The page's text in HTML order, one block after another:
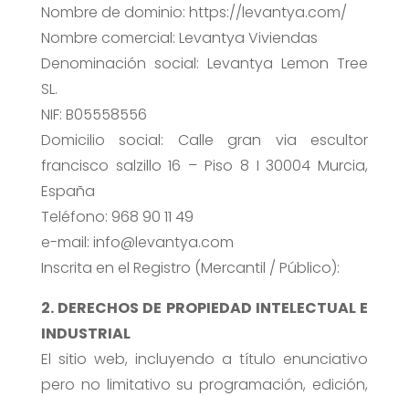
Nombre de dominio: https://levantya.com/
Nombre comercial: Levantya Viviendas
Denominación social: Levantya Lemon Tree
SL.
NIF: B05558556
Domicilio social: Calle gran via escultor
francisco salzillo 16 – Piso 8 I 30004 Murcia,
España
Teléfono: 968 90 11 49
e-mail: info@levantya.com
Inscrita en el Registro (Mercantil / Público):
2. DERECHOS DE PROPIEDAD INTELECTUAL E
INDUSTRIAL
El sitio web, incluyendo a título enunciativo
pero no limitativo su programación, edición,